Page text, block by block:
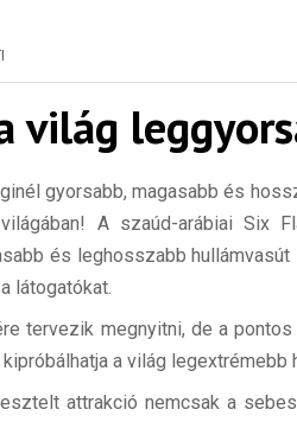
világ
gyorsabb, magasabb és
A szaúd-arábiai Six
és leghosszabb
látogatókat.
tervezik megnyitni, de a
a világ legextrémebb
attrakció nemcsak a